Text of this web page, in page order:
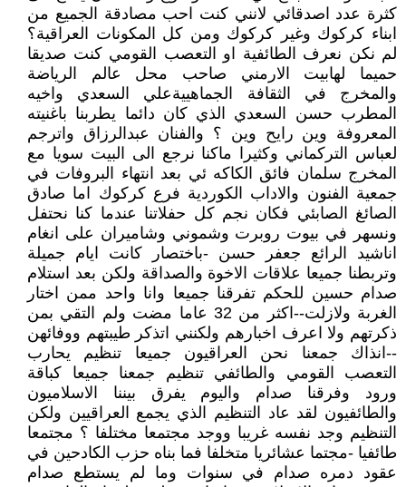
كثرة عدد اصدقائي لانني كنت احب مصادقة الجميع من
ابناء كركوك وغير كركوك ومن كل المكونات العراقية؟
لم نكن نعرف الطائفية او التعصب القومي كنت صديقا
حميما لهابيت الارمني صاحب محل عالم الرياضة
والمخرج في الثقافة الجماهييةعلي السعدي واخيه
المطرب حسن السعدي الذي كان دائما يطربنا باغنيته
المعروفة وين رايح وين ؟ والفنان عبدالرزاق واترجم
لعباس التركماني وكثيرا ماكنا نرجع الى البيت سويا مع
المخرج سلمان فائق الكاكه ئي بعد انتهاء البروفات في
جمعية الفنون والاداب الكوردية فرع كركوك اما صادق
الصائغ الصابئي فكان نجم كل حفلاتنا عندما كنا نحتفل
ونسهر في بيوت روبرت وشموني وشاميران على انغام
اناشيد الرائع جعفر حسن -باختصار كانت ايام جميلة
وتربطنا جميعا علاقات الاخوة والصداقة ولكن بعد استلام
صدام حسين للحكم تفرقنا جميعا وانا واحد ممن اختار
الغربة ولازلت--اكثر من 32 عاما مضت ولم التقي بمن
ذكرتهم ولا اعرف اخبارهم ولكنني اتذكر طيبتهم ووفائهن
--انذاك جمعنا نحن العراقيون جميعا تنظيم يحارب
التعصب القومي والطائفي تنظيم جمعنا جميعا كباقة
ورود وفرقنا صدام واليوم يفرق بيننا الاسلاميون
والطائفيون لقد عاد التنظيم الذي يجمع العراقيين ولكن
التنظيم وجد نفسه غريبا ووجد مجتمعا مختلفا ؟ مجتمعا
طائفيا -مجتما عشائريا متخلفا فما بناه حزب الكادحين في
عقود دمره صدام في سنوات وما لم يستطع صدام